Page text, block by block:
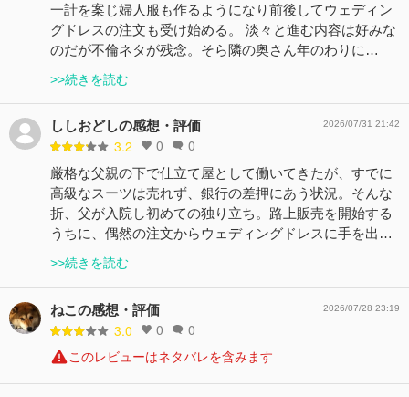
一計を案じ婦人服も作るようになり前後してウェディン
グドレスの注文も受け始める。 淡々と進む内容は好みな
のだが不倫ネタが残念。そら隣の奥さん年のわりに…
>>続きを読む
ししおどしの感想・評価
3.2 0 0
2026/07/31 21:42
厳格な父親の下で仕立て屋として働いてきたが、すでに
高級なスーツは売れず、銀行の差押にあう状況。そんな
折、父が入院し初めての独り立ち。路上販売を開始する
うちに、偶然の注文からウェディングドレスに手を出…
>>続きを読む
ねこの感想・評価
3.0 0 0
2026/07/28 23:19
このレビューはネタバレを含みます